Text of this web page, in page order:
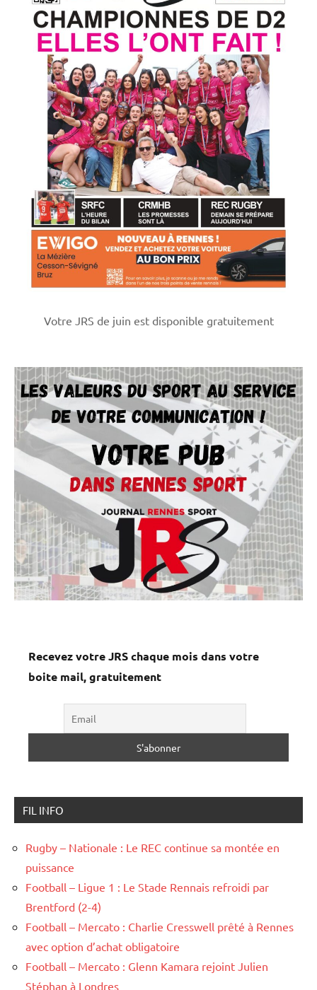
Votre JRS de juin est disponible gratuitement
Recevez votre JRS chaque mois dans votre
boite mail, gratuitement
FIL INFO
Rugby – Nationale : Le REC continue sa montée en
puissance
Football – Ligue 1 : Le Stade Rennais refroidi par
Brentford (2-4)
Football – Mercato : Charlie Cresswell prêté à Rennes
avec option d’achat obligatoire
Football – Mercato : Glenn Kamara rejoint Julien
Stéphan à Londres